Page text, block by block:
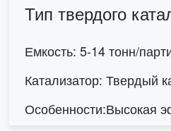
Тип твердого
Емкость: 5-14 тонн/
Катализатор: Твердый
Особенности:Высокая